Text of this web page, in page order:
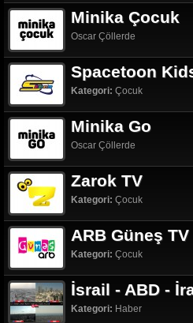
Minika Çocuk
Oscar Çöllerde
Spacetoon
Kategori: Çocuk
Minika Go
Oscar Çöllerde
Zarok TV
Kategori: Çocuk
ARB Güneş TV
Kategori: Çocuk
İsrail - ABD -
Kategori: Haber